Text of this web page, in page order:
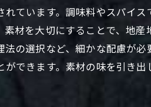
ています。調味料やスパイ
材を大切にすることで、地
の選択など、細かな配慮が
できます。素材の味を引き